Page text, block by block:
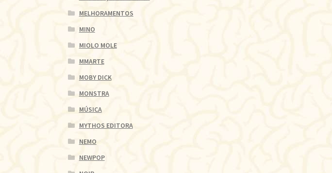
MELHORAMENTOS
MINO
MIOLO MOLE
MMARTE
MOBY DICK
MONSTRA
MÚSICA
MYTHOS EDITORA
NEMO
NEWPOP